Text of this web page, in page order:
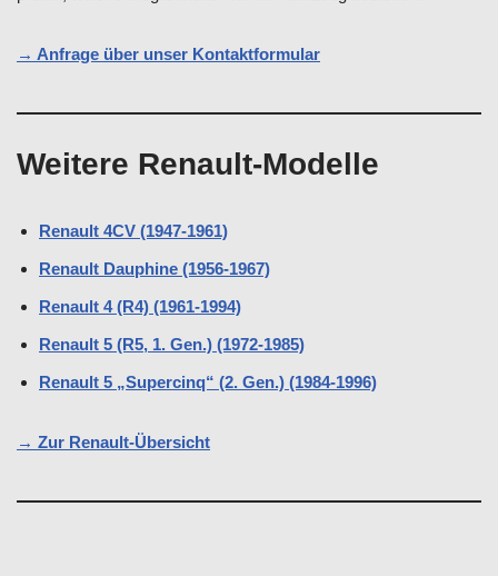
→ Anfrage über unser Kontaktformular
Weitere Renault-Modelle
Renault 4CV (1947-1961)
Renault Dauphine (1956-1967)
Renault 4 (R4) (1961-1994)
Renault 5 (R5, 1. Gen.) (1972-1985)
Renault 5 „Supercinq“ (2. Gen.) (1984-1996)
→ Zur Renault-Übersicht